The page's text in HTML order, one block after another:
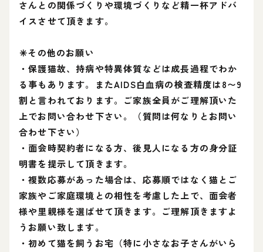
さんとの関係づくりや環境づくりなど精一杯アドバ
イスさせて頂きます。
⁡✳️その他のお願い
・保護猫故、持病や特異体質などは成長過程でわか
る事もあります。またAIDS白血病の検査精度は8〜9
割と言われております。ご家族全員がご理解頂いた
上でお問い合わせ下さい。（質問は何なりとお問い
合わせ下さい）
・面会時契約者になる方、後見人になる方の身分証
明書を提示して頂きます。
・複数応募があった場合は、応募順ではなく猫とご
家族やご家庭環境との相性を考慮した上で、面会者
様や里親様を選ばせて頂きます。ご理解頂きますよ
うお願い致します。
・初めて猫を飼うお宅（特に小さなお子さんがいら